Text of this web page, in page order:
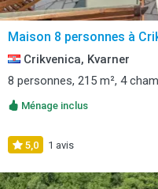
Maison 8 personnes à
Crikvenica, Kvarner
8 personnes, 215 m², 4
Ménage inclus
5,0 1 avis